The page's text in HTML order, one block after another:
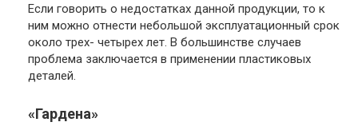
Если говорить о недостатках данной продукции, то к
ним можно отнести небольшой эксплуатационный срок
около трех- четырех лет. В большинстве случаев
проблема заключается в применении пластиковых
деталей.
«Гардена»